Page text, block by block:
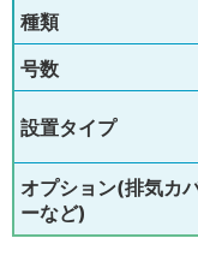
種類
号数
設置タイプ
オプション(排気カ
ーなど)